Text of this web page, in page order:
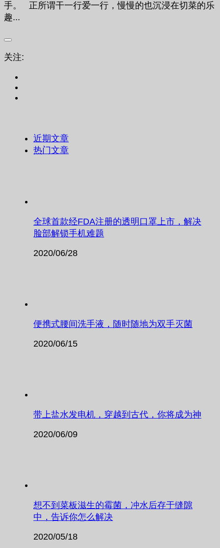
手。 正所谓干一行爱一行，慢慢的也沉浸在切菜的乐
趣...
关注:
近期文章
热门文章
全球首款经FDA注册的透明口罩上市，解决
脸部解锁手机难题
2020/06/28
便携式腰间洗手液，随时随地为双手灭菌
2020/06/15
带上盐水发电机，穿越到古代，你将成为神
2020/06/09
想不到菜板滋生的霉菌，冲水后存于缝隙
中，告诉你怎么解决
2020/05/18